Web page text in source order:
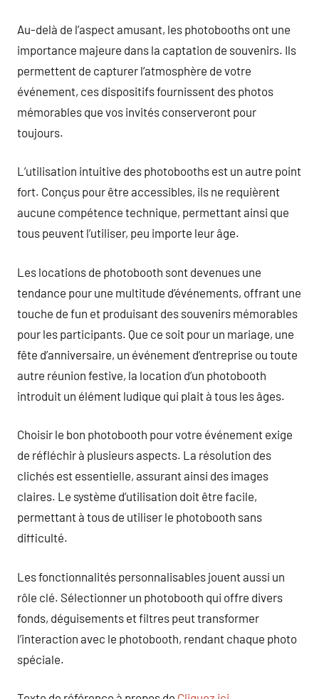
Au-delà de l’aspect amusant, les photobooths ont une
importance majeure dans la captation de souvenirs. Ils
permettent de capturer l’atmosphère de votre
événement, ces dispositifs fournissent des photos
mémorables que vos invités conserveront pour
toujours.
L’utilisation intuitive des photobooths est un autre point
fort. Conçus pour être accessibles, ils ne requièrent
aucune compétence technique, permettant ainsi que
tous peuvent l’utiliser, peu importe leur âge.
Les locations de photobooth sont devenues une
tendance pour une multitude d’événements, offrant une
touche de fun et produisant des souvenirs mémorables
pour les participants. Que ce soit pour un mariage, une
fête d’anniversaire, un événement d’entreprise ou toute
autre réunion festive, la location d’un photobooth
introduit un élément ludique qui plait à tous les âges.
Choisir le bon photobooth pour votre événement exige
de réfléchir à plusieurs aspects. La résolution des
clichés est essentielle, assurant ainsi des images
claires. Le système d’utilisation doit être facile,
permettant à tous de utiliser le photobooth sans
difficulté.
Les fonctionnalités personnalisables jouent aussi un
rôle clé. Sélectionner un photobooth qui offre divers
fonds, déguisements et filtres peut transformer
l’interaction avec le photobooth, rendant chaque photo
spéciale.